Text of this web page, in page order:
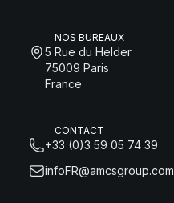
NOS BUREAUX
5 Rue du Helder
75009 Paris
France
CONTACT
+33 (0)3 59 05 74 39
infoFR@amcsgroup.com